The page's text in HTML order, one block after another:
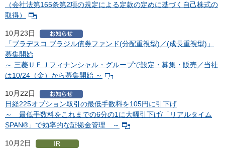
（会社法第165条第2項の規定による定款の定めに基づく自己株式の
取得）
10月23日
「ブラデスコ ブラジル債券ファンド(分配重視型)／(成長重視型)」
募集開始
～ 三菱ＵＦＪフィナンシャル・グループで設定・募集・販売／当社
は10/24（金）から募集開始 ～
10月22日
日経225オプション取引の最低手数料を105円に引下げ
～ 最低手数料をこれまでの6分の1に大幅引下げ/「リアルタイム
SPAN®」で効率的な証拠金管理 ～
10月2日